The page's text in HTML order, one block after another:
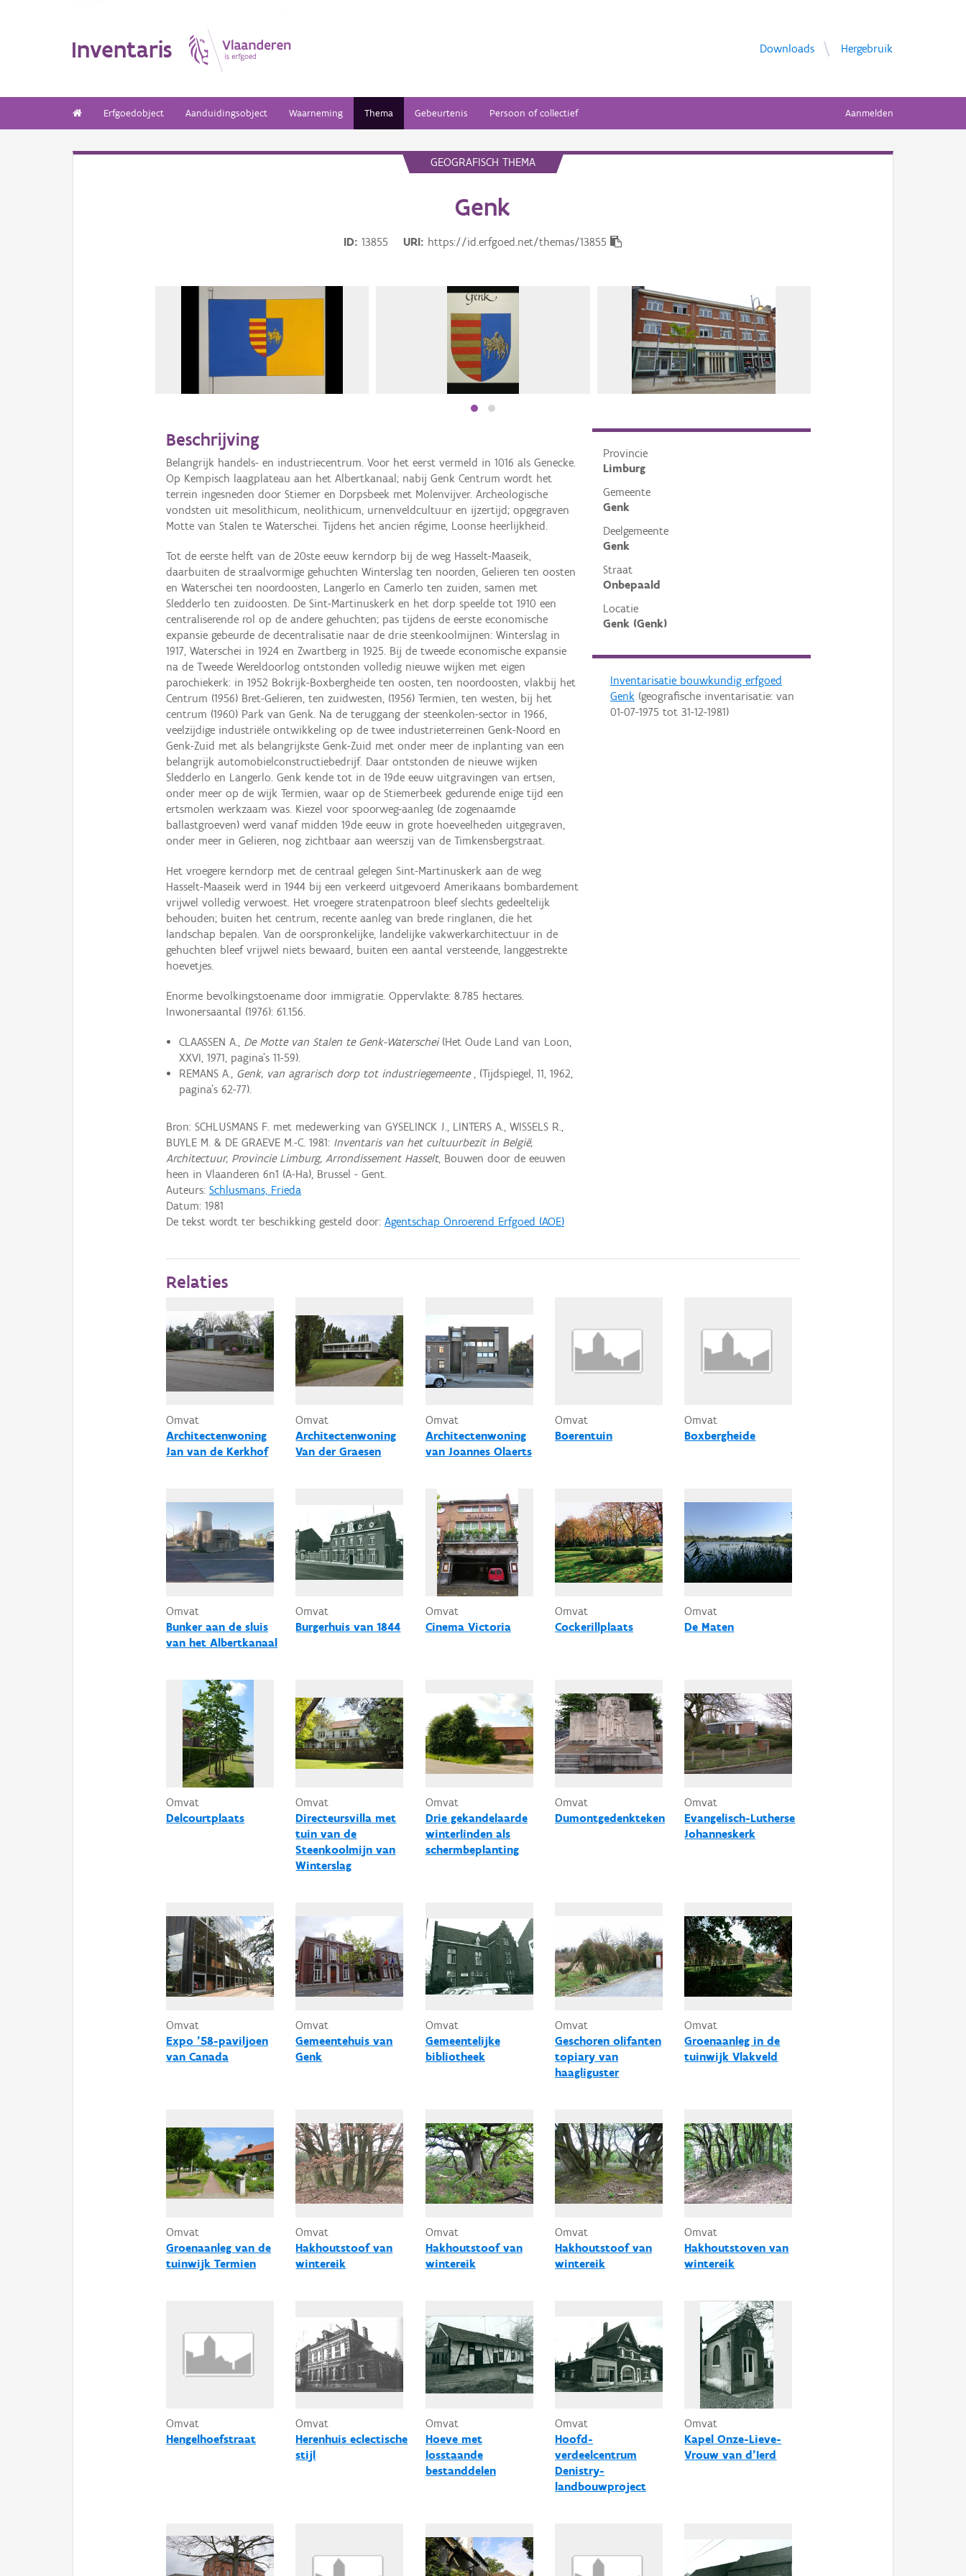
Inventaris Downloads Hergebruik
Erfgoedobject Aanduidingsobject Waarneming Thema Gebeurtenis Persoon of collectief Aanmelden
GEOGRAFISCH THEMA
Genk
ID 13855 URI https://id.erfgoed.net/themas/13855
Provincie
Limburg
Gemeente
Genk
Deelgemeente
Genk
Straat
Onbepaald
Locatie
Genk (Genk)
Inventarisatie bouwkundig erfgoed
Genk(geografische inventarisatie: van
01-07-1975 tot 31-12-1981)
Beschrijving
Belangrijk handels- en industriecentrum. Voor het eerst vermeld in 1016 als Genecke.
Op Kempisch laagplateau aan het Albertkanaal; nabij Genk Centrum wordt het
terrein ingesneden door Stiemer en Dorpsbeek met Molenvijver. Archeologische
vondsten uit mesolithicum, neolithicum, urnenveldcultuur en ijzertijd; opgegraven
Motte van Stalen te Waterschei. Tijdens het ancien régime, Loonse heerlijkheid.
Tot de eerste helft van de 20ste eeuw kerndorp bij de weg Hasselt-Maaseik,
daarbuiten de straalvormige gehuchten Winterslag ten noorden, Gelieren ten oosten
en Waterschei ten noordoosten, Langerlo en Camerlo ten zuiden, samen met
Sledderlo ten zuidoosten. De Sint-Martinuskerk en het dorp speelde tot 1910 een
centraliserende rol op de andere gehuchten; pas tijdens de eerste economische
expansie gebeurde de decentralisatie naar de drie steenkoolmijnen: Winterslag in
1917, Waterschei in 1924 en Zwartberg in 1925. Bij de tweede economische expansie
na de Tweede Wereldoorlog ontstonden volledig nieuwe wijken met eigen
parochiekerk: in 1952 Bokrijk-Boxbergheide ten oosten, ten noordoosten, vlakbij het
Centrum (1956) Bret-Gelieren, ten zuidwesten, (1956) Termien, ten westen, bij het
centrum (1960) Park van Genk. Na de teruggang der steenkolen-sector in 1966,
veelzijdige industriële ontwikkeling op de twee industrieterreinen Genk-Noord en
Genk-Zuid met als belangrijkste Genk-Zuid met onder meer de inplanting van een
belangrijk automobielconstructiebedrijf. Daar ontstonden de nieuwe wijken
Sledderlo en Langerlo. Genk kende tot in de 19de eeuw uitgravingen van ertsen,
onder meer op de wijk Termien, waar op de Stiemerbeek gedurende enige tijd een
ertsmolen werkzaam was. Kiezel voor spoorweg-aanleg (de zogenaamde
ballastgroeven) werd vanaf midden 19de eeuw in grote hoeveelheden uitgegraven,
onder meer in Gelieren, nog zichtbaar aan weerszij van de Timkensbergstraat.
Het vroegere kerndorp met de centraal gelegen Sint-Martinuskerk aan de weg
Hasselt-Maaseik werd in 1944 bij een verkeerd uitgevoerd Amerikaans bombardement
vrijwel volledig verwoest. Het vroegere stratenpatroon bleef slechts gedeeltelijk
behouden; buiten het centrum, recente aanleg van brede ringlanen, die het
landschap bepalen. Van de oorspronkelijke, landelijke vakwerkarchitectuur in de
gehuchten bleef vrijwel niets bewaard, buiten een aantal versteende, langgestrekte
hoevetjes.
Enorme bevolkingstoename door immigratie. Oppervlakte: 8.785 hectares.
Inwonersaantal (1976): 61.156.
CLAASSEN A., De Motte van Stalen te Genk-Waterschei(Het Oude Land van Loon,
XXVI, 1971, pagina's 11-59).
REMANS A., Genk, van agrarisch dorp tot industriegemeente, (Tijdspiegel, 11, 1962,
pagina's 62-77).
Bron: SCHLUSMANS F. met medewerking van GYSELINCK J., LINTERS A., WISSELS R.,
BUYLE M. & DE GRAEVE M.-C. 1981: Inventaris van het cultuurbezit in België,
Architectuur, Provincie Limburg, Arrondissement Hasselt, Bouwen door de eeuwen
heen in Vlaanderen 6n1 (A-Ha), Brussel - Gent.
Auteurs:Schlusmans, Frieda
Datum:1981
De tekst wordt ter beschikking gesteld door:Agentschap Onroerend Erfgoed (AOE)
Relaties
Omvat
Architectenwoning
Jan van de Kerkhof
Omvat
Architectenwoning
Van der Graesen
Omvat
Architectenwoning
van Joannes Olaerts
Omvat
Boerentuin
Omvat
Boxbergheide
Omvat
Bunker aan de sluis
van het Albertkanaal
Omvat
Burgerhuis van 1844
Omvat
Cinema Victoria
Omvat
Cockerillplaats
Omvat
De Maten
Omvat
Delcourtplaats
Omvat
Directeursvilla met
tuin van de
Steenkoolmijn van
Winterslag
Omvat
Drie gekandelaarde
winterlinden als
schermbeplanting
Omvat
Dumontgedenkteken
Omvat
Evangelisch-Lutherse
Johanneskerk
Omvat
Expo '58-paviljoen
van Canada
Omvat
Gemeentehuis van
Genk
Omvat
Gemeentelijke
bibliotheek
Omvat
Geschoren olifanten
topiary van
haagliguster
Omvat
Groenaanleg in de
tuinwijk Vlakveld
Omvat
Groenaanleg van de
tuinwijk Termien
Omvat
Hakhoutstoof van
wintereik
Omvat
Hakhoutstoof van
wintereik
Omvat
Hakhoutstoof van
wintereik
Omvat
Hakhoutstoven van
wintereik
Omvat
Hengelhoefstraat
Omvat
Herenhuis eclectische
stijl
Omvat
Hoeve met
losstaande
bestanddelen
Omvat
Hoofd-
verdeelcentrum
Denistry-
landbouwproject
Omvat
Kapel Onze-Lieve-
Vrouw van d'Ierd